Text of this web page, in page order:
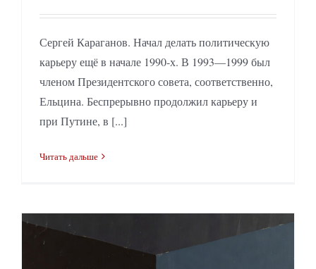
Сергей Караганов. Начал делать политическую
карьеру ещё в начале 1990-х. В 1993—1999 был
членом Президентского совета, соответственно,
Ельцина. Беспрерывно продолжил карьеру и
при Путине, в [...]
Читать дальше